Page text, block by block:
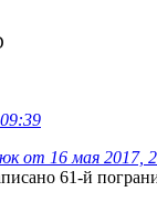
от 16 мая 2017,
61-й